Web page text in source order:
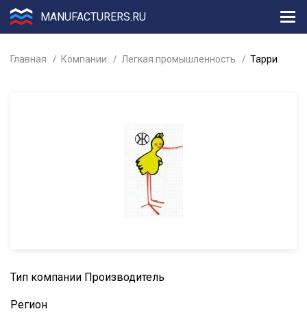
MANUFACTURERS.RU
Главная Компании Легкая промышленность Тарри
Тип компании Производитель
Регион